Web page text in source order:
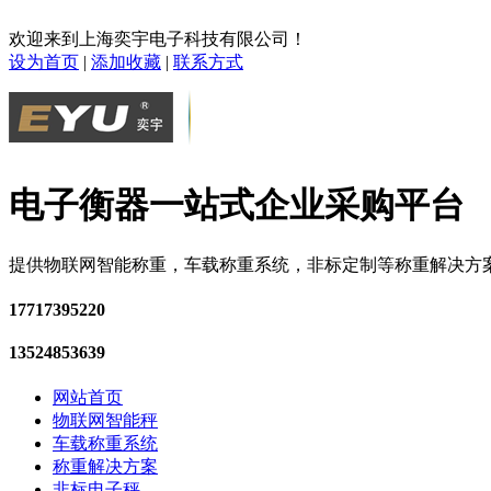
欢迎来到上海奕宇电子科技有限公司！
设为首页 | 添加收藏 | 联系方式
电子衡器一站式企业采购平台
提供物联网智能称重，车载称重系统，非标定制等称重解决方
17717395220
13524853639
网站首页
物联网智能秤
车载称重系统
称重解决方案